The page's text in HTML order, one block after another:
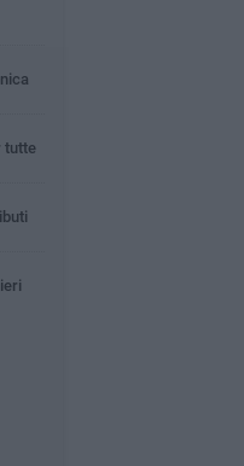
tutte